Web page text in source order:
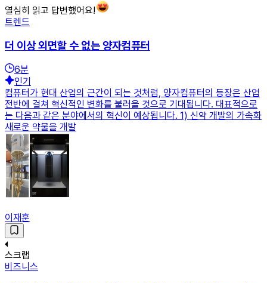
열심히 읽고 답변했어요!
트렌드
더 이상 외면할 수 없는 양자컴퓨터
6분
인기
컴퓨터가 현대 산업의 근간이 되는 것처럼, 양자컴퓨터의 등장은 산업
전반에 걸쳐 혁신적인 변화를 불러올 것으로 기대됩니다. 대표적으로
는 다음과 같은 분야에서의 혁신이 예상됩니다. 1) 신약 개발의 가속화
새로운 약물을 개발
이재훈
스크랩
비즈니스